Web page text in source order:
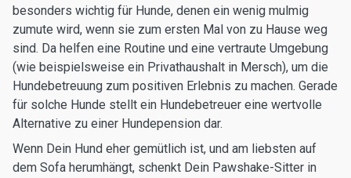
besonders wichtig für Hunde, denen ein wenig mulmig
zumute wird, wenn sie zum ersten Mal von zu Hause weg
sind. Da helfen eine Routine und eine vertraute Umgebung
(wie beispielsweise ein Privathaushalt in Mersch), um die
Hundebetreuung zum positiven Erlebnis zu machen. Gerade
für solche Hunde stellt ein Hundebetreuer eine wertvolle
Alternative zu einer Hundepension dar.
Wenn Dein Hund eher gemütlich ist, und am liebsten auf
dem Sofa herumhängt, schenkt Dein Pawshake-Sitter in